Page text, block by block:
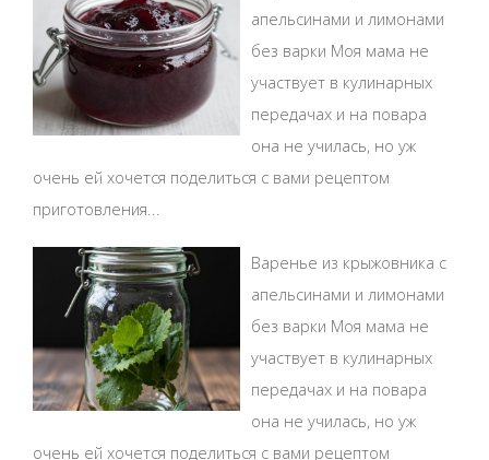
апельсинами и лимонами
без варки Моя мама не
участвует в кулинарных
передачах и на повара
она не училась, но уж
очень ей хочется поделиться с вами рецептом
приготовления...
Варенье из крыжовника с
апельсинами и лимонами
без варки Моя мама не
участвует в кулинарных
передачах и на повара
она не училась, но уж
очень ей хочется поделиться с вами рецептом